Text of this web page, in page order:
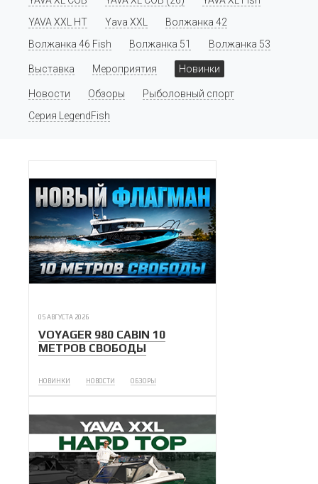
YAVA XXL HT
Yava XXL
Волжанка 42
Волжанка 46 Fish
Волжанка 51 Волжанка 53
Выставка Мероприятия Новинки
Новости Обзоры
Рыболовный спорт
Серия LegendFish
05 АВГУСТА 2026
VOYAGER 980 CABIN 10
МЕТРОВ СВОБОДЫ
НОВИНКИ НОВОСТИ ОБЗОРЫ